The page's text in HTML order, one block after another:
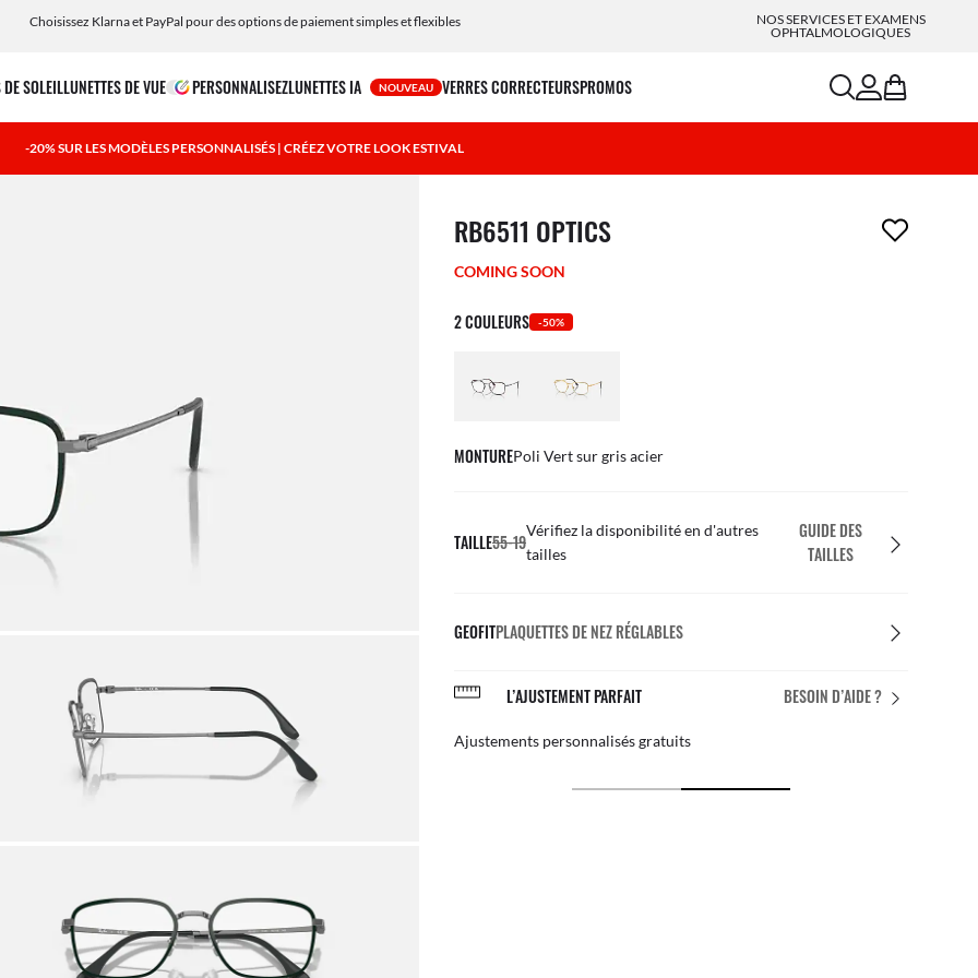
Choisissez Klarna et PayPal pour des options de paiement simples et flexibles
NOS SERVICES ET EXAMENS
OPHTALMOLOGIQUES
DE SOLEILLUNETTES DE VUE PERSONNALISEZLUNETTES IA NOUVEAU VERRES CORRECTEURSPROMOS searchaccount
bag
-20% SUR LES MODÈLES PERSONNALISÉS | CRÉEZ VOTRE LOOK ESTIVAL
1 article a été retiré de votre liste de souhaits
RB6511 OPTICS
COMING SOON
2 COULEURS -50%
MONTUREPoli Vert sur gris acier
TAILLE55-19
Vérifiez la disponibilité en d'autres
tailles
GUIDE DES
TAILLES
GEOFITPLAQUETTES DE NEZ RÉGLABLES
BESOIN D’AIDE ?
RETOURS SIMPLES ET GRATUITS L’AJUSTEMENT PARFAIT
Ajustements personnalisés gratuits